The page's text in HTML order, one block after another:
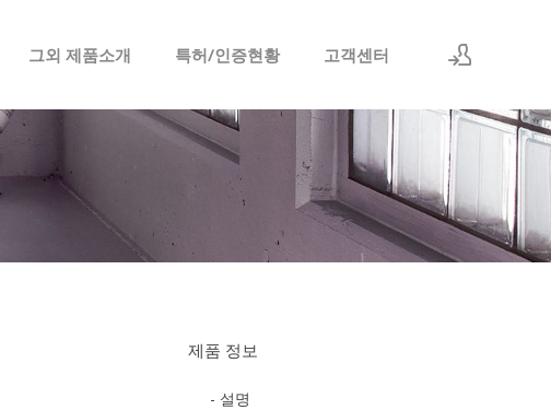
로그인
회원가입
그외 제품소개 특허/인증현황 고객센터
제품 정보
- 설명